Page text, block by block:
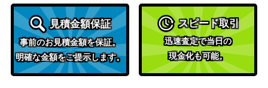
天の衣 イリヤ(FS/
S77-078SP)
（Fate/stay night [Heaven’s
Feel] Vol.2）
3,000
楽園を目指す少女
みちる (GRI/S84-0
69OFR)
ブシロード
（グリザイアの果実 Vol.2）
1,800
見積金額保証
事前のお見積金額を保証。
明確な金額をご提示します。
スピード取引
迅速査定で当日の
現金化も可能。